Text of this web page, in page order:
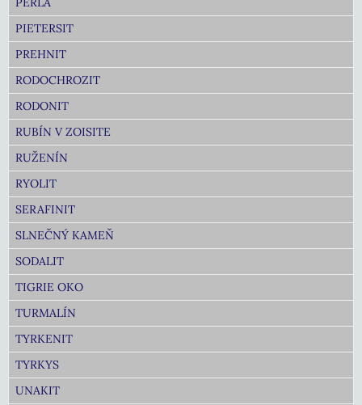
PIETERSIT
PREHNIT
RODOCHROZIT
RODONIT
RUBÍN V ZOISITE
RUŽENÍN
RYOLIT
SERAFINIT
SLNEČNÝ KAMEŇ
SODALIT
TIGRIE OKO
TURMALÍN
TYRKENIT
TYRKYS
UNAKIT